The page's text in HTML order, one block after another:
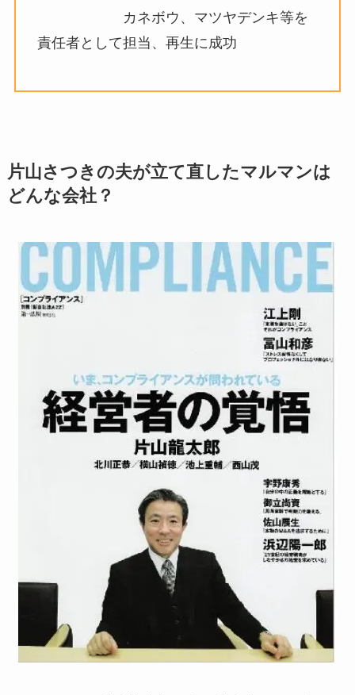
カネボウ、マツヤデンキ等を
責任者として担当、再生に成功
片山さつきの夫が立て直したマルマンは
どんな会社？